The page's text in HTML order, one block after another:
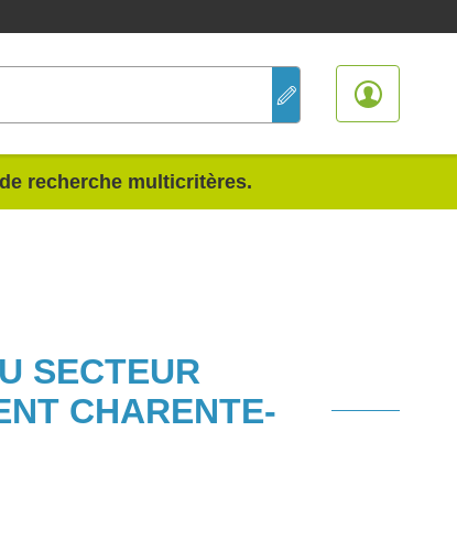
recherche multicritères.
SECTEUR
CHARENTE-